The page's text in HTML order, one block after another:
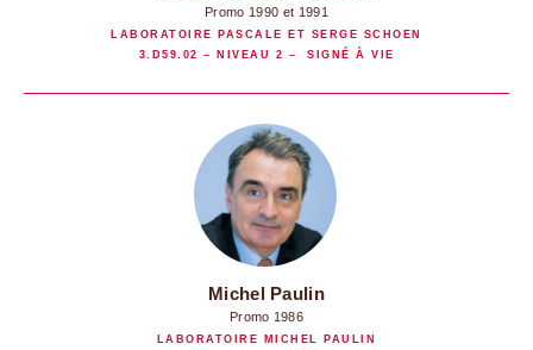
Promo 1990 et 1991
LABORATOIRE PASCALE ET SERGE SCHOEN
3.D59.02 – NIVEAU 2 – SIGNÉ À VIE
Michel Paulin
Promo 1986
LABORATOIRE MICHEL PAULIN